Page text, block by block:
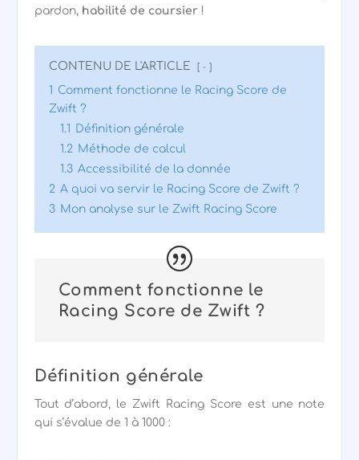
pardon, habilité de coursier!
CONTENU DE L'ARTICLE -
1 Comment fonctionne le Racing Score de
Zwift ?
1.1
Définition générale
1.2 Méthode de calcul
1.3 Accessibilité de la donnée
2 A quoi va servir le Racing Score de Zwift ?
3 Mon analyse sur le Zwift Racing Score
Comment fonctionne le
Racing Score de Zwift ?
Définition générale
Tout d’abord, le Zwift Racing Score est une note
qui s’évalue de 1 à 1000 :